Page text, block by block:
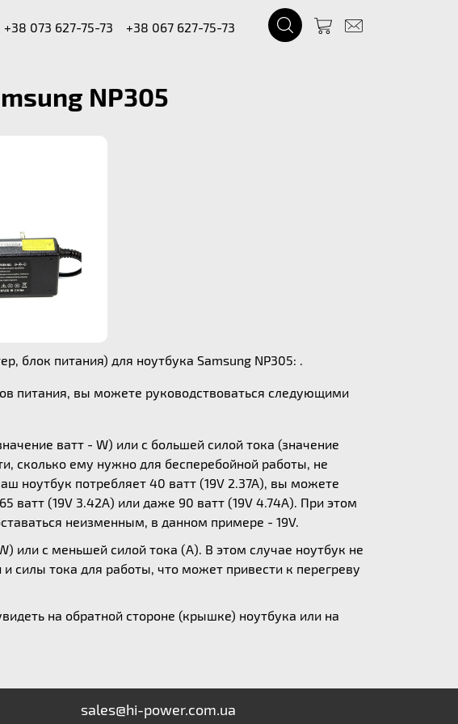
+38 073 627-75-73
+38 067 627-75-73
NP305
блок питания) для ноутбука Samsung NP305: .
питания, вы можете руководствоваться следующими
ватт - W) или с большей силой тока (значение
сколько ему нужно для бесперебойной работы, не
ноутбук потребляет 40 ватт (19V 2.37A), вы можете
ватт (19V 3.42A) или даже 90 ватт (19V 4.74A). При этом
неизменным, в данном примере - 19V.
или с меньшей силой тока (А). В этом случае ноутбук не
силы тока для работы, что может привести к перегреву
на обратной стороне (крышке) ноутбука или на
sales@hi-power.com.ua